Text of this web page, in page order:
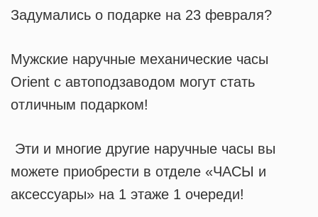
Задумались о подарке на 23 февраля?
Мужские наручные механические часы
Orient с автоподзаводом могут стать
отличным подарком!
Эти и многие другие наручные часы вы
можете приобрести в отделе «ЧАСЫ и
аксессуары» на 1 этаже 1 очереди!